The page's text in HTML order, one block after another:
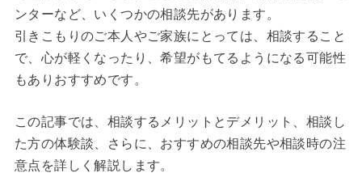
ンターなど、いくつかの相談先があります。
引きこもりのご本人やご家族にとっては、相談すること
で、心が軽くなったり、希望がもてるようになる可能性
もありおすすめです。
この記事では、相談するメリットとデメリット、相談し
た方の体験談、さらに、おすすめの相談先や相談時の注
意点を詳しく解説します。